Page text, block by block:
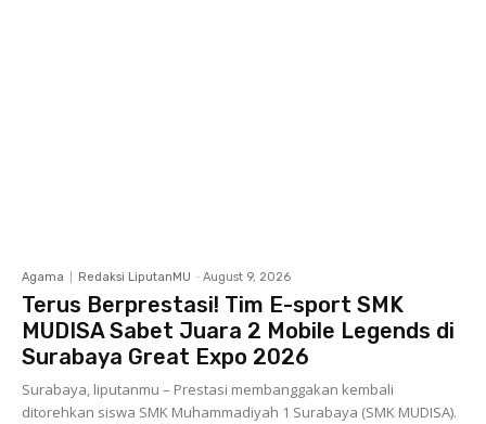
Agama Redaksi LiputanMU - August 9, 2026
Terus Berprestasi! Tim E-sport SMK
MUDISA Sabet Juara 2 Mobile Legends di
Surabaya Great Expo 2026
Surabaya, liputanmu – Prestasi membanggakan kembali
ditorehkan siswa SMK Muhammadiyah 1 Surabaya (SMK MUDISA).